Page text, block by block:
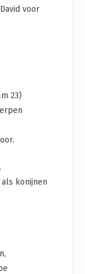
voor
23)
konijnen